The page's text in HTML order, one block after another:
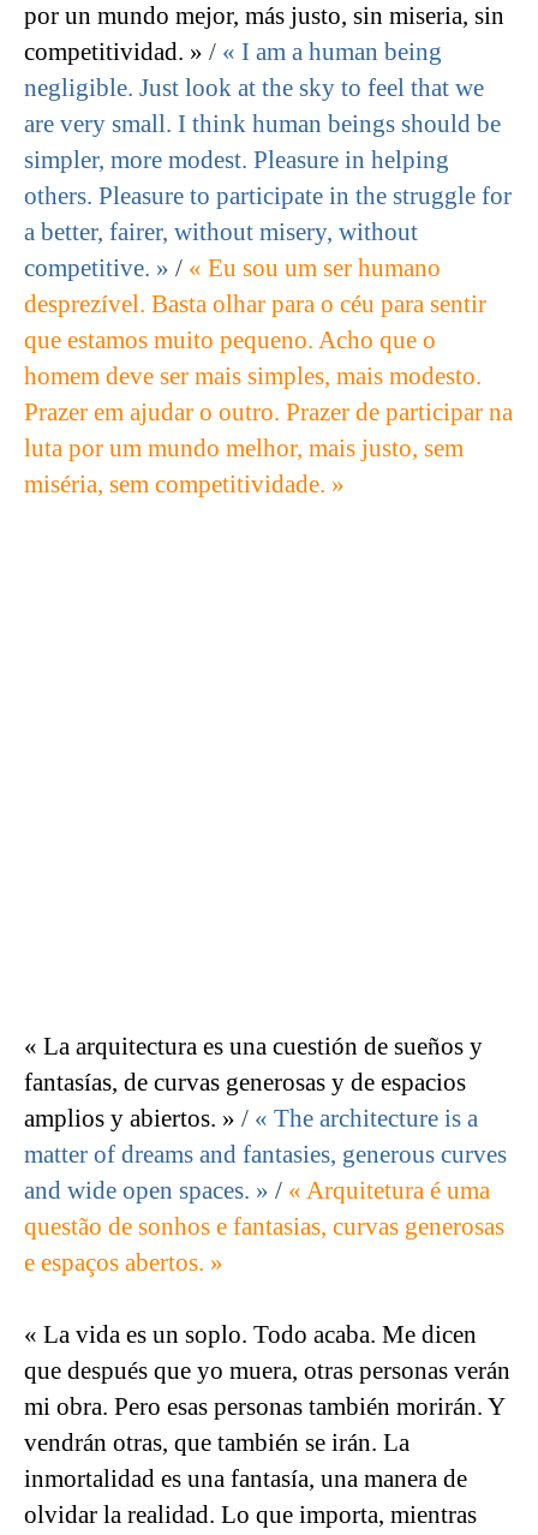
por un mundo mejor, más justo, sin miseria, sin
competitividad. » / « I am a human being
negligible. Just look at the sky to feel that we
are very small. I think human beings should be
simpler, more modest. Pleasure in helping
others. Pleasure to participate in the struggle for
a better, fairer, without misery, without
competitive. » / « Eu sou um ser humano
desprezível. Basta olhar para o céu para sentir
que estamos muito pequeno. Acho que o
homem deve ser mais simples, mais modesto.
Prazer em ajudar o outro. Prazer de participar na
luta por um mundo melhor, mais justo, sem
miséria, sem competitividade. »
« La arquitectura es una cuestión de sueños y
fantasías, de curvas generosas y de espacios
amplios y abiertos. » / « The architecture is a
matter of dreams and fantasies, generous curves
and wide open spaces. » / « Arquitetura é uma
questão de sonhos e fantasias, curvas generosas
e espaços abertos. »
« La vida es un soplo. Todo acaba. Me dicen
que después que yo muera, otras personas verán
mi obra. Pero esas personas también morirán. Y
vendrán otras, que también se irán. La
inmortalidad es una fantasía, una manera de
olvidar la realidad. Lo que importa, mientras